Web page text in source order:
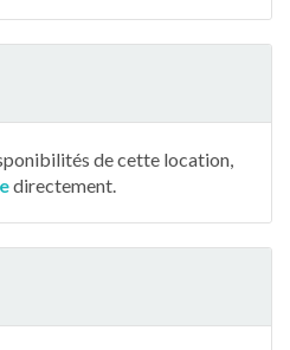
de cette location,
directement.